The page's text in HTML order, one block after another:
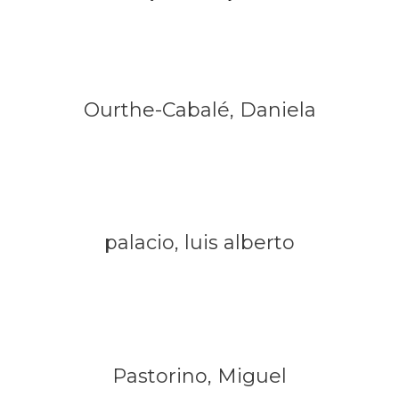
Ourthe-Cabalé, Daniela
palacio, luis alberto
Pastorino, Miguel